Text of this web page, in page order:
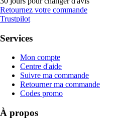
Retournez votre commande
Trustpilot
Services
Mon compte
Centre d'aide
Suivre ma commande
Retourner ma commande
Codes promo
À propos